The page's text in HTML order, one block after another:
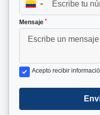
▼
Mensaje *
Acepto recibir